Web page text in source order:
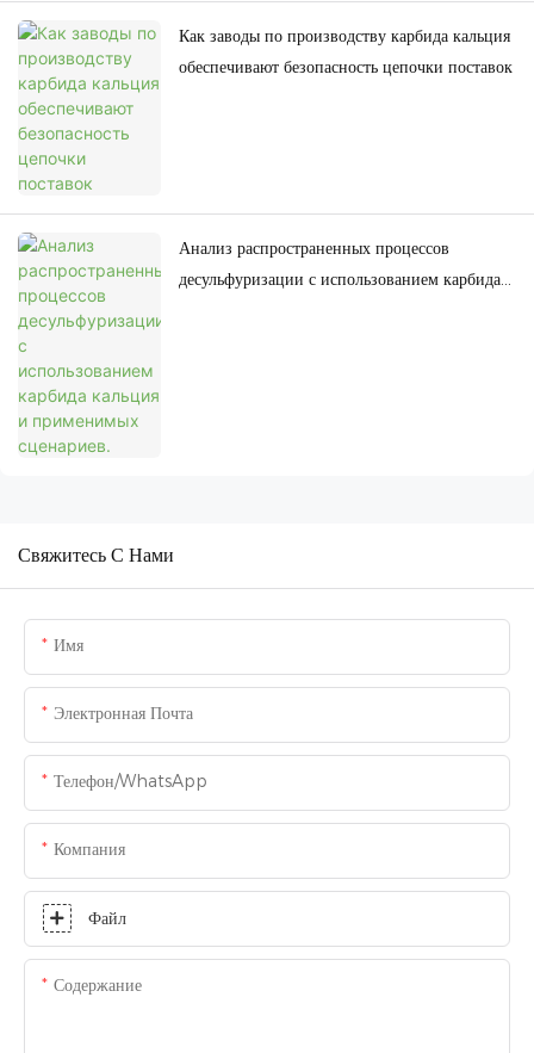
Как заводы по производству карбида кальция
обеспечивают безопасность цепочки поставок
Анализ распространенных процессов
десульфуризации с использованием карбида
Свяжитесь С Нами
Имя
Электронная Почта
Телефон/WhatsApp
Компания
Файл
Содержание